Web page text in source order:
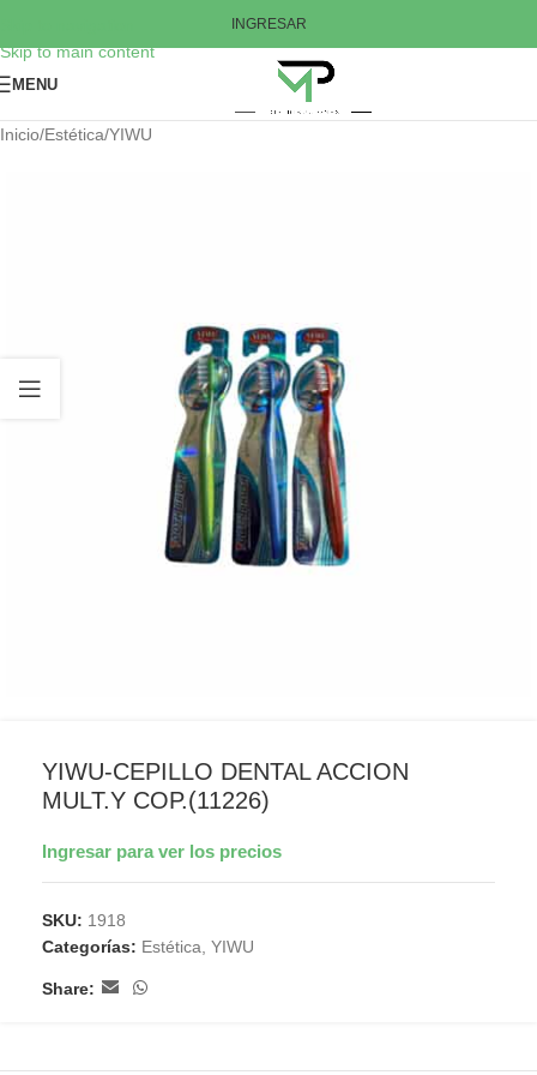
Skip to main content
INGRESAR
MENU
Inicio/Estética/YIWU
YIWU-CEPILLO DENTAL ACCION
MULT.Y COP.(11226)
Ingresar para ver los precios
SKU: 1918
Categorías: Estética YIWU
Share: